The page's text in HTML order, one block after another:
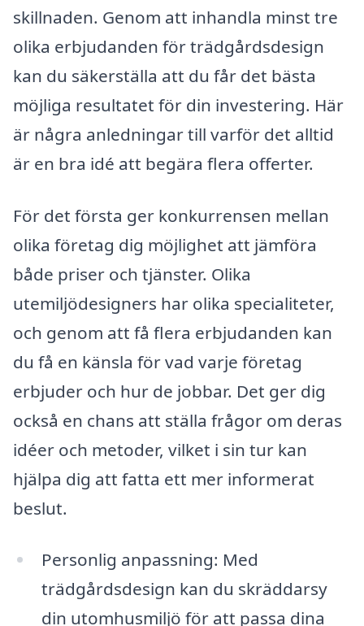
skillnaden. Genom att inhandla minst tre
olika erbjudanden för trädgårdsdesign
kan du säkerställa att du får det bästa
möjliga resultatet för din investering. Här
är några anledningar till varför det alltid
är en bra idé att begära flera offerter.
För det första ger konkurrensen mellan
olika företag dig möjlighet att jämföra
både priser och tjänster. Olika
utemiljödesigners har olika specialiteter,
och genom att få flera erbjudanden kan
du få en känsla för vad varje företag
erbjuder och hur de jobbar. Det ger dig
också en chans att ställa frågor om deras
idéer och metoder, vilket i sin tur kan
hjälpa dig att fatta ett mer informerat
beslut.
Personlig anpassning: Med
trädgårdsdesign kan du skräddarsy
din utomhusmiljö för att passa dina